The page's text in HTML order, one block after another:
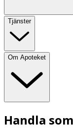
Tjänster
Om Apoteket
Handla